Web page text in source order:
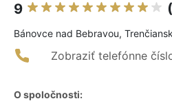
9
Bánovce nad Bebravou,
Zobraziť telefónne
O spoločnosti: